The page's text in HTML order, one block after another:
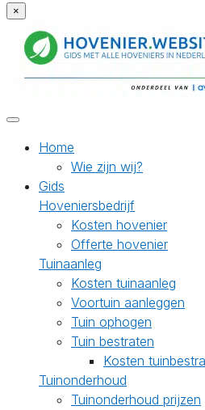
×
Home
Wie zijn wij?
Gids
Hoveniersbedrijf
Kosten hovenier
Offerte hovenier
Tuinaanleg
Kosten tuinaanleg
Voortuin aanleggen
Tuin ophogen
Tuin bestraten
Kosten
Tuinonderhoud
Tuinonderhoud prijzen